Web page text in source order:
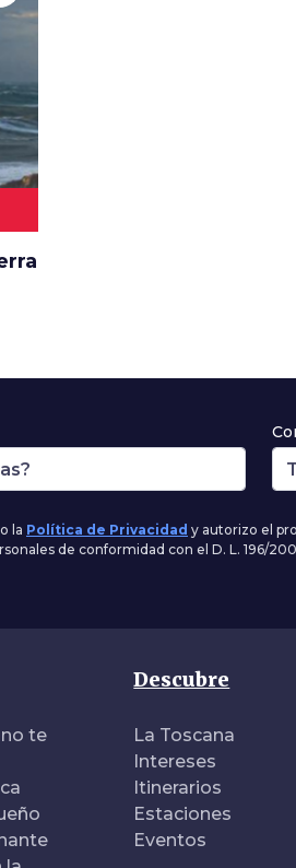
la Política de Privacidad y autorizo el
de conformidad con el D. L. 196/
te
Descubre
La Toscana
Intereses
Itinerarios
Estaciones
Eventos